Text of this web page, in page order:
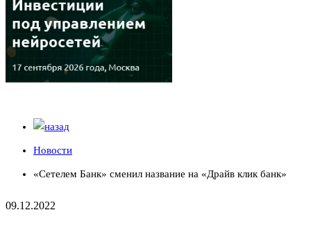
Новости
«Сетелем Банк» сменил название на «Драйв клик банк»
09.12.2022